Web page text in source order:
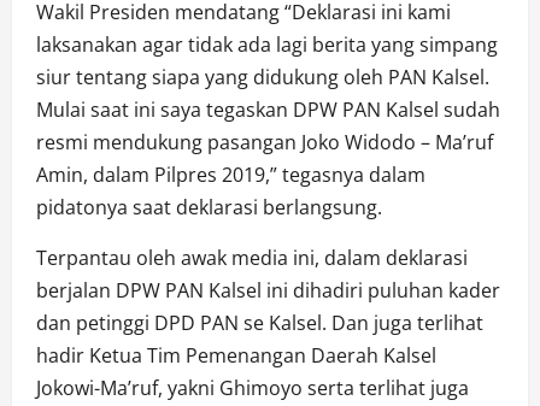
Wakil Presiden mendatang “Deklarasi ini kami
laksanakan agar tidak ada lagi berita yang simpang
siur tentang siapa yang didukung oleh PAN Kalsel.
Mulai saat ini saya tegaskan DPW PAN Kalsel sudah
resmi mendukung pasangan Joko Widodo – Ma’ruf
Amin, dalam Pilpres 2019,” tegasnya dalam
pidatonya saat deklarasi berlangsung.
Terpantau oleh awak media ini, dalam deklarasi
berjalan DPW PAN Kalsel ini dihadiri puluhan kader
dan petinggi DPD PAN se Kalsel. Dan juga terlihat
hadir Ketua Tim Pemenangan Daerah Kalsel
Jokowi-Ma’ruf, yakni Ghimoyo serta terlihat juga